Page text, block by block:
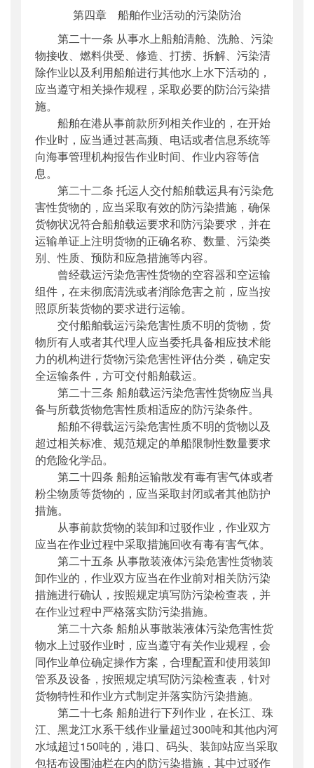
第四章 船舶作业活动的污染防治
第二十一条 从事水上船舶清舱、洗舱、污染
物接收、燃料供受、修造、打捞、拆解、污染清
除作业以及利用船舶进行其他水上水下活动的，
应当遵守相关操作规程，采取必要的防治污染措
施。
船舶在港从事前款所列相关作业的，在开始
作业时，应当通过甚高频、电话或者信息系统等
向海事管理机构报告作业时间、作业内容等信
息。
第二十二条 托运人交付船舶载运具有污染危
害性货物的，应当采取有效的防污染措施，确保
货物状况符合船舶载运要求和防污染要求，并在
运输单证上注明货物的正确名称、数量、污染类
别、性质、预防和应急措施等内容。
曾经载运污染危害性货物的空容器和空运输
组件，在未彻底清洗或者消除危害之前，应当按
照原所装货物的要求进行运输。
交付船舶载运污染危害性质不明的货物，货
物所有人或者其代理人应当委托具备相应技术能
力的机构进行货物污染危害性评估分类，确定安
全运输条件，方可交付船舶载运。
第二十三条 船舶载运污染危害性货物应当具
备与所载货物危害性质相适应的防污染条件。
船舶不得载运污染危害性质不明的货物以及
超过相关标准、规范规定的单船限制性数量要求
的危险化学品。
第二十四条 船舶运输散发有毒有害气体或者
粉尘物质等货物的，应当采取封闭或者其他防护
措施。
从事前款货物的装卸和过驳作业，作业双方
应当在作业过程中采取措施回收有毒有害气体。
第二十五条 从事散装液体污染危害性货物装
卸作业的，作业双方应当在作业前对相关防污染
措施进行确认，按照规定填写防污染检查表，并
在作业过程中严格落实防污染措施。
第二十六条 船舶从事散装液体污染危害性货
物水上过驳作业时，应当遵守有关作业规程，会
同作业单位确定操作方案，合理配置和使用装卸
管系及设备，按照规定填写防污染检查表，针对
货物特性和作业方式制定并落实防污染措施。
第二十七条 船舶进行下列作业，在长江、珠
江、黑龙江水系干线作业量超过300吨和其他内河
水域超过150吨的，港口、码头、装卸站应当采取
包括布设围油栏在内的防污染措施，其中过驳作